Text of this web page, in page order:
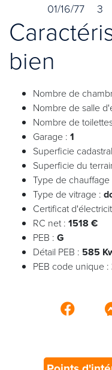
01/16/77 3
bien
Nombre de
Nombre de salle
Nombre de
Garage : 1
Superficie
Superficie du
Type de chauffage
Type de vitrage :
Certificat
RC net : 1518 €
PEB : G
Détail PEB : 585
PEB code unique :